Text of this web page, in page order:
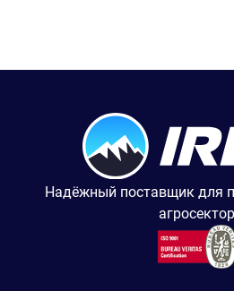
Надёжный поставщик для